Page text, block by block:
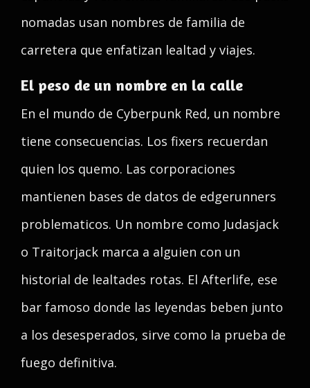
nomadas usan nombres de familia de
carretera que enfatizan lealtad y viajes.
El peso de un nombre en la calle
En el mundo de Cyberpunk Red, un nombre
tiene consecuencias. Los fixers recuerdan
quien los quemo. Las corporaciones
mantienen bases de datos de edgerunners
problematicos. Un nombre como Judasjack
o Traitorjack marca a alguien con un
historial de lealtades rotas. El Afterlife, ese
bar famoso donde las leyendas beben junto
a los desesperados, sirve como la prueba de
fuego definitiva.